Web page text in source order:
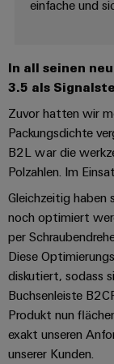
und
Öl
&
Gas
Sicherer
mit
vernetzten
Lösungen
für
die
Mehr
durch
IoT
Service
EZA-
Regler
Touch-
Panels
und
Smart
Metering
Industrial
EDI
ZUR
Events
Globale
Messen
&
Events
einfache und
In all seinen
3.5 als
Zuvor hatten wir
Packungsdichte
B2L war die
Polzahlen. Im
Gleichzeitig haben
noch optimiert
per
Diese
diskutiert, sodass
Buchsenleiste
Produkt nun
exakt unseren
unserer Kunden.